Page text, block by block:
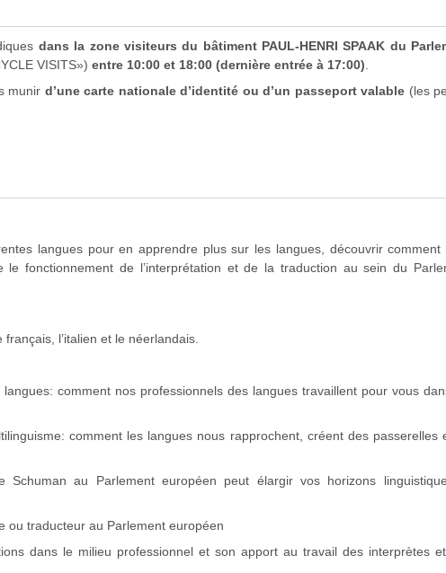
dans la zone visiteurs du bâtiment PAUL-HENRI SPAAK du
VISITS») entre 10:00 et 18:00 (dernière entrée à 17:00)
munir d’une carte nationale d’identité ou d’un passeport valable (les
langues pour en apprendre plus sur les langues, découvrir comment
fonctionnement de l’interprétation et de la traduction au sein du
l’italien et le néerlandais.
comment nos professionnels des langues travaillent pour vous
comment les langues nous rapprochent, créent des passerelles
Schuman au Parlement européen peut élargir vos horizons
ou traducteur au Parlement européen
dans le milieu professionnel et son apport au travail des interprètes